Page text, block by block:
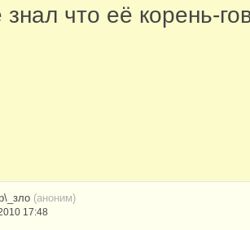
что её корень-
(аноним)
17:48